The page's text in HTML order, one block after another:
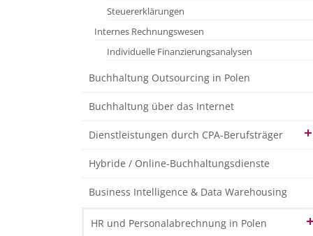
Steuererklärungen
Internes Rechnungswesen
Individuelle Finanzierungsanalysen
Buchhaltung Outsourcing in Polen
Buchhaltung über das Internet
Dienstleistungen durch CPA-Berufsträger
Vorbereitung und Erstellung
Beratungsleistungen im Lager-Management
Erstellung interner Richtlinien im Bereich
Hybride / Online-Buchhaltungsdienste
Business Intelligence & Data Warehousing
HR und Personalabrechnung in Polen